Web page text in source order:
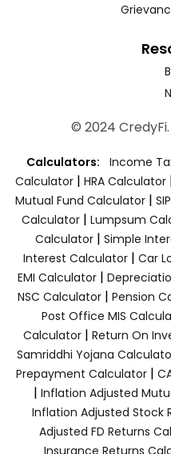
© 2024
Calculators: Income
Calculator | HRA Calculator
Mutual Fund Calculator |
Calculator | Lumpsum
Calculator| Simple
Interest Calculator| Car
EMI Calculator|
NSC Calculator| Pension
Post Office MIS
Calculator| Return On
Samriddhi Yojana
Prepayment Calculator |
| Inflation Adjusted
Inflation Adjusted Stock
Adjusted FD Returns
Insurance Returns